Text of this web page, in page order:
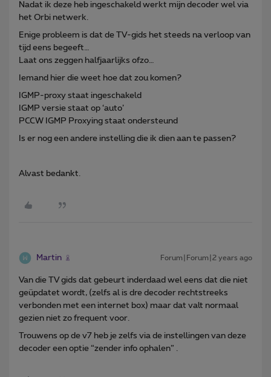
Nadat ik deze heb ingeschakeld werkt mijn decoder wel via
het Orbi netwerk.
Enige probleem is dat de TV-gids het steeds na verloop van
tijd eens begeeft…
Laat ons zeggen halfjaarlijks ofzo…
Iemand hier die weet hoe dat zou komen?
IGMP-proxy staat ingeschakeld
IGMP versie staat op ‘auto’
PCCW IGMP Proxying staat ondersteund
Is er nog een andere instelling die ik dien aan te passen?
Alvast bedankt.
Martin Forum|Forum|2 years ago
Van die TV gids dat gebeurt inderdaad wel eens dat die niet
geüpdatet wordt, (zelfs al is dre decoder rechtstreeks
verbonden met een internet box) maar dat valt normaal
gezien niet zo frequent voor.
Trouwens op de v7 heb je zelfs via de instellingen van deze
decoder een optie “zender info ophalen” .